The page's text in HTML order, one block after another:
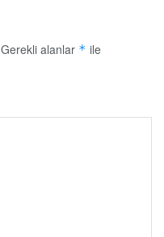
Gerekli alanlar * ile